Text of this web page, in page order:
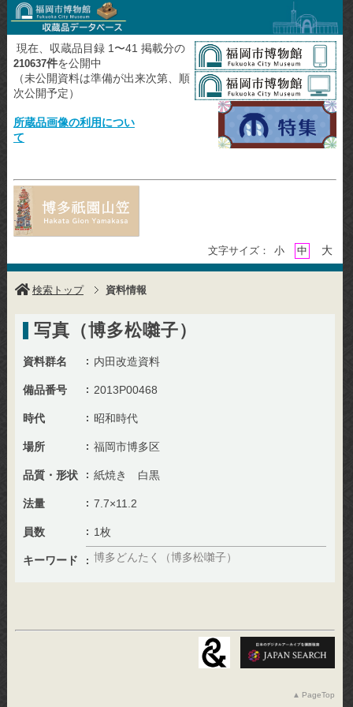
現在、収蔵品目録 1〜41 掲載分の
210637件を公開中
（未公開資料は準備が出来次第、順
次公開予定）
所蔵品画像の利用につい
て
文字サイズ： 小 中 大
検索トップ 資料情報
写真（博多松囃子）
資料群名 内田改造資料
備品番号 2013P00468
時代 昭和時代
場所 福岡市博多区
品質・形状 紙焼き 白黒
法量 7.7×11.2
員数 1枚
キーワード 博多どんたく（博多松囃子）
PageTop